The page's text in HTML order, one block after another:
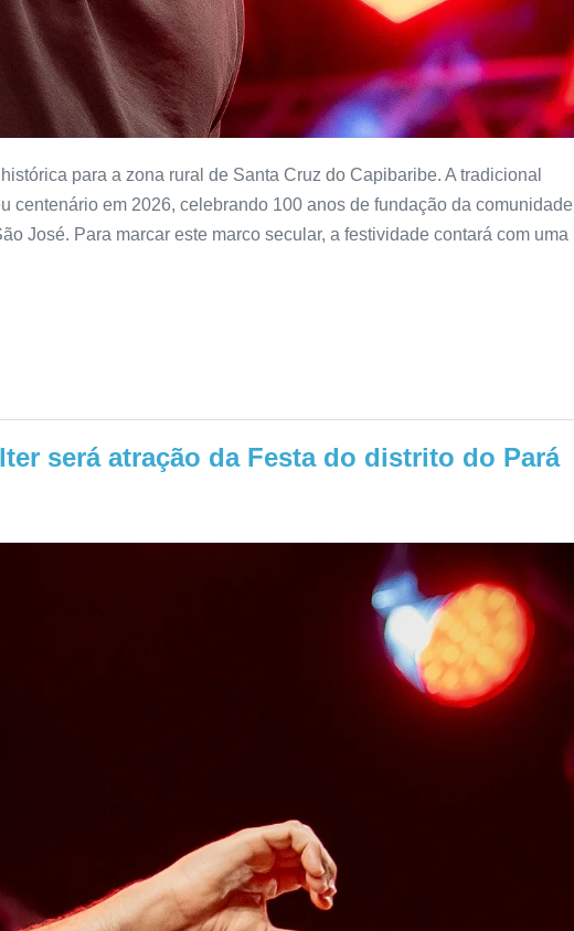
para a zona rural de Santa Cruz do Capibaribe. A tradicional
centenário em 2026, celebrando 100 anos de fundação da comunidade
José. Para marcar este marco secular, a festividade contará com uma
será atração da Festa do distrito do Pará